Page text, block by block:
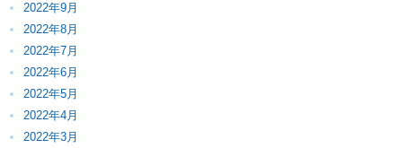
2022年9月
2022年8月
2022年7月
2022年6月
2022年5月
2022年4月
2022年3月